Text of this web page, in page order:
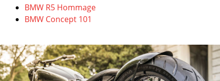
BMW R5 Hommage
BMW Concept 101